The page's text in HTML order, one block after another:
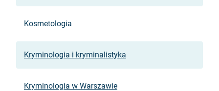
Kosmetologia
Kryminologia i kryminalistyka
Kryminologia w Warszawie